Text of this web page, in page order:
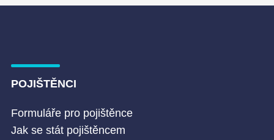
POJIŠTĚNCI
Formuláře pro pojištěnce
Jak se stát pojištěncem